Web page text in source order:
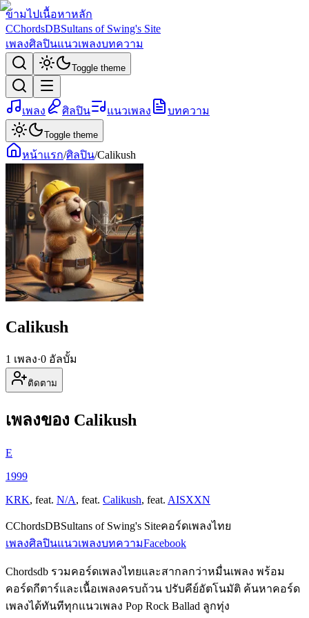
ข้ามไปเนื้อหาหลัก
CChordsDBSultans of Swing's Site
เพลงศิลปินแนวเพลงบทความ
Toggle theme
เพลง ศิลปิน แนวเพลง บทความ
Toggle theme
หน้าแรก/ศิลปิน/Calikush
Calikush
1 เพลง·0 อัลบั้ม
ติดตาม
เพลงของ Calikush
E
1999
KRK, feat. N/A, feat. Calikush, feat. AISXXN
CChordsDBSultans of Swing's Siteคอร์ดเพลงไทย
เพลงศิลปินแนวเพลงบทความFacebook
Chordsdb รวมคอร์ดเพลงไทยและสากลกว่าหมื่นเพลง พร้อม
คอร์ดกีตาร์และเนื้อเพลงครบถ้วน ปรับคีย์อัตโนมัติ ค้นหาคอร์ด
เพลงได้ทันทีทุกแนวเพลง Pop Rock Ballad ลูกทุ่ง